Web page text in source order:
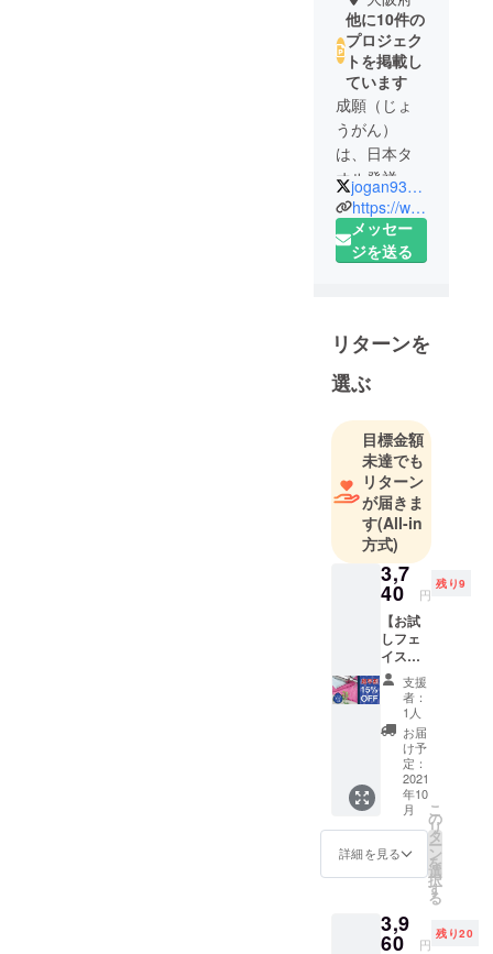
他に10件の
プロジェク
トを掲載し
ています
成願（じょ
うがん）
は、日本タ
オル発祥の
地である大
阪・泉州に
根を下ろ
タオルの企
画・製造に
携わってき
ました。オ
リジナル素
材の開発
と、丈夫で
心地よい肌
触りを実現
する特殊な
織技術で、
独自性の高
い多彩な製
品を生み出
していま
す。
事業者：株
式会社 成願
代表者：仙
波 一昌
お問い合わ
せ先：072-
メールアド
jogan93347557
https://www.jogan.co.jp/
メッセー
ジを送る
リターンを
選ぶ
目標金額
未達でも
リターン
が届きま
す(All-in
方式)
3,7
40 円
残り9
【お試
しフェ
イスタ
オル4枚
セッ
ト】 ・
フェイ
スタオ
ル4枚
・正規
価格
4400円
（税・
送料込
み）
→【超
15％OF
F】
支援
者：
1人
お届
け予
定：
2021
年10
月
詳細を見る
こ
の
リ
タ
ー
ン
を
選
択
す
る
3,9
60 円
残り20